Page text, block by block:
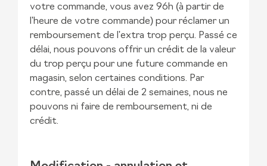
votre commande, vous avez 96h (à partir de
l'heure de votre commande) pour réclamer un
remboursement de l'extra trop perçu. Passé ce
délai, nous pouvons offrir un crédit de la valeur
du trop perçu pour une future commande en
magasin, selon certaines conditions. Par
contre, passé un délai de 2 semaines, nous ne
pouvons ni faire de remboursement, ni de
crédit.